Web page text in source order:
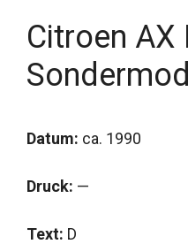
Citroen AX
Datum: ca. 1990
Druck: —
Text: D